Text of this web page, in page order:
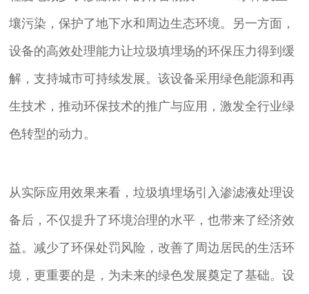
壤污染，保护了地下水和周边生态环境。另一方面，
设备的高效处理能力让垃圾填埋场的环保压力得到缓
解，支持城市可持续发展。该设备采用绿色能源和再
生技术，推动环保技术的推广与应用，激发全行业绿
色转型的动力。
从实际应用效果来看，垃圾填埋场引入渗滤液处理设
备后，不仅提升了环境治理的水平，也带来了经济效
益。减少了环保处罚风险，改善了周边居民的生活环
境，更重要的是，为未来的绿色发展奠定了基础。设